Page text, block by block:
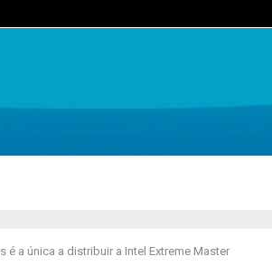
é a única a distribuir a Intel Extreme Master